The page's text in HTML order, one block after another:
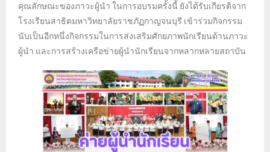
คุณลักษณะของภาวะผู้นำ ในการอบรมครั้งนี้ ยังได้รับเกียรติจาก
โรงเรียนสาธิตมหาวิทยาลัยราชภัฏกาญจนบุรี เข้าร่วมกิจกรรม
นับเป็นอีกหนึ่งกิจกรรมในการส่งเสริมศักยภาพนักเรียนด้านภาวะ
ผู้นำ และการสร้างเครือข่ายผู้นำนักเรียนจากหลากหลายสถาบัน